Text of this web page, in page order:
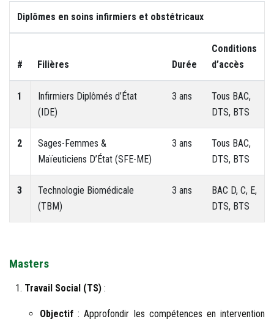
Diplômes en soins infirmiers et obstétricaux
# Filières Durée
Conditions
d’accès
1
Infirmiers Diplômés d’État
(IDE)
3 ans
Tous BAC,
DTS, BTS
2
Sages-Femmes &
Maïeuticiens D’État (SFE-ME)
3 ans
Tous BAC,
DTS, BTS
3
Technologie Biomédicale
(TBM)
3 ans
BAC D, C, E,
DTS, BTS
Masters
Travail Social (TS) :
Objectif : Approfondir les compétences en intervention